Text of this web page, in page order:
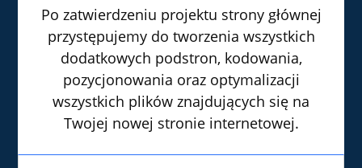
Po zatwierdzeniu projektu strony głównej
przystępujemy do tworzenia wszystkich
dodatkowych podstron, kodowania,
pozycjonowania oraz optymalizacji
wszystkich plików znajdujących się na
Twojej nowej stronie internetowej.